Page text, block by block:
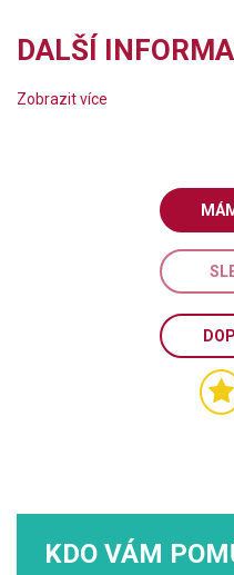
DALŠÍ
Zobrazit více
KDO VÁM